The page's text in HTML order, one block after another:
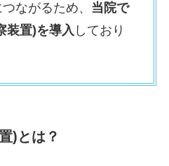
ながるため、 当院で
装置)を導入 しており
)とは？